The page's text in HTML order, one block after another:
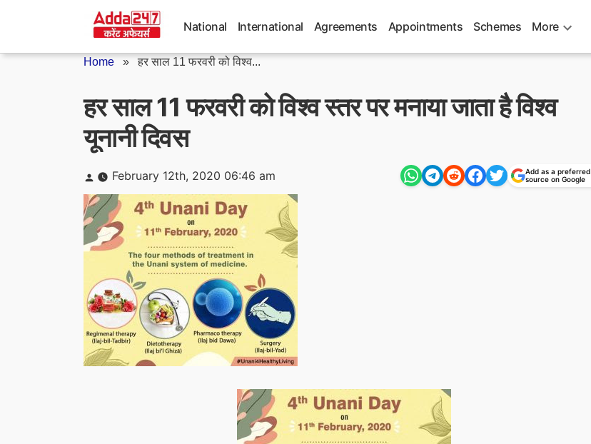
National International Agreements Appointments Schemes More
Home »हर साल 11 फरवरी को विश्व...
हर साल 11 फरवरी को विश्व स्तर पर मनाया जाता है विश्व
यूनानी दिवस
Posted
by
February 12th, 2020 06:46 am
Add as a preferred
source on Google